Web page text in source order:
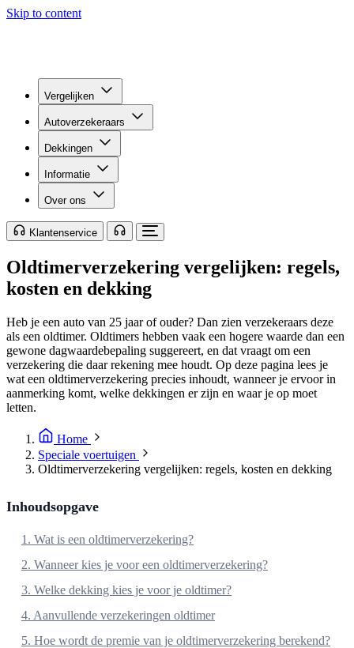
Skip to content
Vergelijken
Autoverzekeraars
Dekkingen
Informatie
Over ons
Klantenservice
Oldtimerverzekering vergelijken: regels,
kosten en dekking
Heb je een auto van 25 jaar of ouder? Dan zien verzekeraars deze
als een oldtimer. Oldtimers hebben vaak een hogere waarde dan een
gewone dagwaardebepaling suggereert, en dat vraagt om een
verzekering die daar rekening mee houdt. Op deze pagina lees je
wat een oldtimerverzekering precies inhoudt, wanneer je ervoor in
aanmerking komt, welke dekkingen er zijn en waar je op moet
letten.
Home
Speciale voertuigen
Oldtimerverzekering vergelijken: regels, kosten en dekking
Inhoudsopgave
1. Wat is een oldtimerverzekering?
2. Wanneer kies je voor een oldtimerverzekering?
3. Welke dekking kies je voor je oldtimer?
4. Aanvullende verzekeringen oldtimer
5. Hoe wordt de premie van je oldtimerverzekering berekend?